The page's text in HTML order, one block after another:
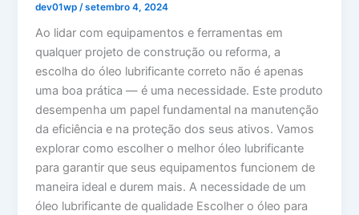
dev01wp /setembro 4, 2024
Ao lidar com equipamentos e ferramentas em
qualquer projeto de construção ou reforma, a
escolha do óleo lubrificante correto não é apenas
uma boa prática — é uma necessidade. Este produto
desempenha um papel fundamental na manutenção
da eficiência e na proteção dos seus ativos. Vamos
explorar como escolher o melhor óleo lubrificante
para garantir que seus equipamentos funcionem de
maneira ideal e durem mais. A necessidade de um
óleo lubrificante de qualidade Escolher o óleo para